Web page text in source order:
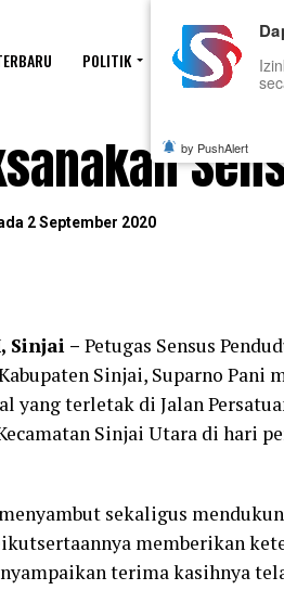
POLITIK HUKUM
2 September 2020
Sinjai – Petugas Sensus
Sinjai, Suparno Pani
yang terletak di Jalan
Sinjai Utara di hari
sekaligus
memberikan
terima kasihnya
by PushAlert